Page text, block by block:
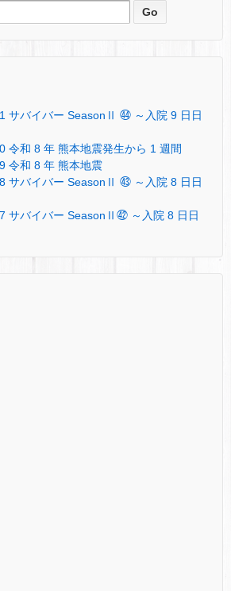
サバイバー SeasonⅡ ㊹ ～入院 9 日日
令和 8 年 熊本地震発生から 1 週間
令和 8 年 熊本地震
サバイバー SeasonⅡ ㊸ ～入院 8 日日
サバイバー SeasonⅡ㊷ ～入院 8 日日